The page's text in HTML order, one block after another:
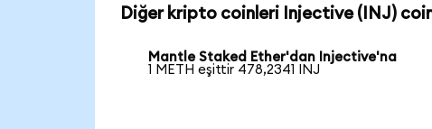
Diğer kripto coinleri Injective (INJ)
Mantle Staked Ether'dan Injective'na
1 METH eşittir 478,2341 INJ